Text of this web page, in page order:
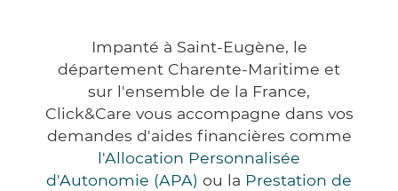
Impanté à Saint-Eugène, le
département Charente-Maritime et
sur l'ensemble de la France,
Click&Care vous accompagne dans vos
demandes d'aides financières comme
l'Allocation Personnalisée
d'Autonomie (APA) ou la Prestation de